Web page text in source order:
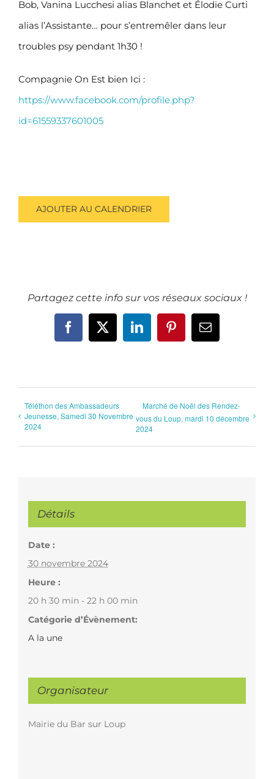
Bob, Vanina Lucchesi alias Blanchet et Élodie Curti
alias l’Assistante… pour s’entremêler dans leur
troubles psy pendant 1h30 !
Compagnie On Est bien Ici :
https://www.facebook.com/profile.php?
id=61559337601005
AJOUTER AU CALENDRIER
Partagez cette info sur vos réseaux sociaux !
Facebook
X LinkedInPinterestEmail
Téléthon des Ambassadeurs
Jeunesse, Samedi 30 Novembre
2024
Marché de Noël des Rendez-
vous du Loup, mardi 10 décembre
2024
Détails
Date :
30 novembre 2024
Heure :
20 h 30 min - 22 h 00 min
Catégorie d’Évènement:
A la une
Organisateur
Mairie du Bar sur Loup